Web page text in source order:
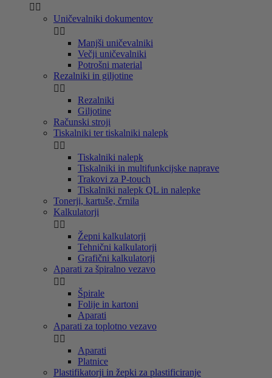
 
Uničevalniki dokumentov
 
Manjši uničevalniki
Večji uničevalniki
Potrošni material
Rezalniki in giljotine
 
Rezalniki
Giljotine
Računski stroji
Tiskalniki ter tiskalniki nalepk
 
Tiskalniki nalepk
Tiskalniki in multifunkcijske naprave
Trakovi za P-touch
Tiskalniki nalepk QL in nalepke
Tonerji, kartuše, črnila
Kalkulatorji
 
Žepni kalkulatorji
Tehnični kalkulatorji
Grafični kalkulatorji
Aparati za špiralno vezavo
 
Špirale
Folije in kartoni
Aparati
Aparati za toplotno vezavo
 
Aparati
Platnice
Plastifikatorji in žepki za plastificiranje